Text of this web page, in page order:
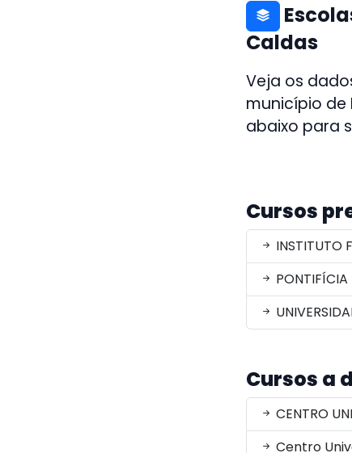
Caldas
Veja os
município de
abaixo para
Cursos
INSTITUTO
PONTIFÍCIA
Cursos a
CENTRO
Centro